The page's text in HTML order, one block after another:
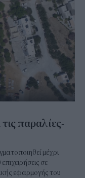
παραλίες-
μέχρι
σε
εφαρμογής του